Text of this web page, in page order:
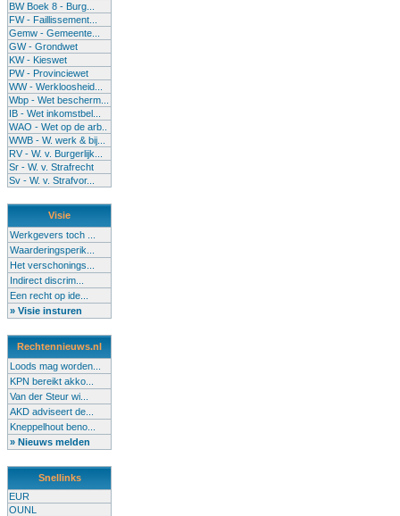
BW Boek 8 - Burg...
FW - Faillissement...
Gemw - Gemeente...
GW - Grondwet
KW - Kieswet
PW - Provinciewet
WW - Werkloosheid...
Wbp - Wet bescherm...
IB - Wet inkomstbel...
WAO - Wet op de arb..
WWB - W. werk & bij...
RV - W. v. Burgerlijk...
Sr - W. v. Strafrecht
Sv - W. v. Strafvor...
Visie
Werkgevers toch ...
Waarderingsperik...
Het verschonings...
Indirect discrim...
Een recht op ide...
» Visie insturen
Rechtennieuws.nl
Loods mag worden...
KPN bereikt akko...
Van der Steur wi...
AKD adviseert de...
Kneppelhout beno...
» Nieuws melden
Snellinks
EUR
OUNL